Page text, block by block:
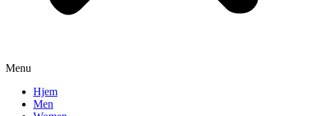
Menu
Hjem
Men